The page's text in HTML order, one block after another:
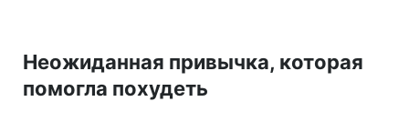
Неожиданная привычка, которая
помогла похудеть